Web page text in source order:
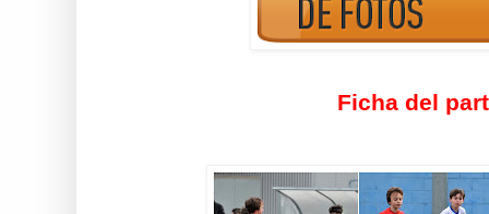
Ficha del